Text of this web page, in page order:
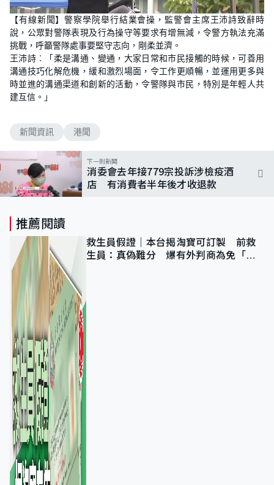
U
n
m
u
t
e
L
o
a
d
e
d
:
7
1
.
7
4
【有線新聞】警察學院舉行結業會操，監警會主席王沛詩致辭時
說，公眾對警隊表現及行為操守等要求有增無減，令警方執法充滿
挑戰，呼籲警隊處事要堅守志向，剛柔並濟。
王沛詩︰「柔是溝通、變通，大家日常和市民接觸的時候，可善用
溝通技巧化解危機，緩和激烈場面，令工作更順暢，並運用更多與
時並進的溝通渠道和創新的活動，令警隊與市民，特別是年輕人共
建互信。」
新聞資訊 港聞
下一則新聞
消委會去年接779宗投訴涉檢疫酒
店 有消費者半年後才收退款
推薦閱讀
救生員假證｜本台揭淘寶可訂製 前救
生員：真偽難分 爆有外判商為免「封